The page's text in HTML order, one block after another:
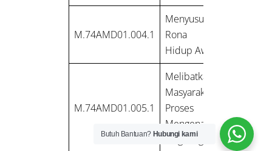
M.74AMD01.004.1
Menyusun Deskripsi
Rona Lingkungan
Hidup Awal
M.74AMD01.005.1
Melibatkan
Masyarakat dalam
Proses Analisis
Mengenai Dampak
Lingkungan
Butuh Bantuan? Hubungi kami